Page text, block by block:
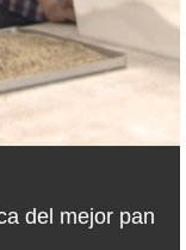
del mejor pan